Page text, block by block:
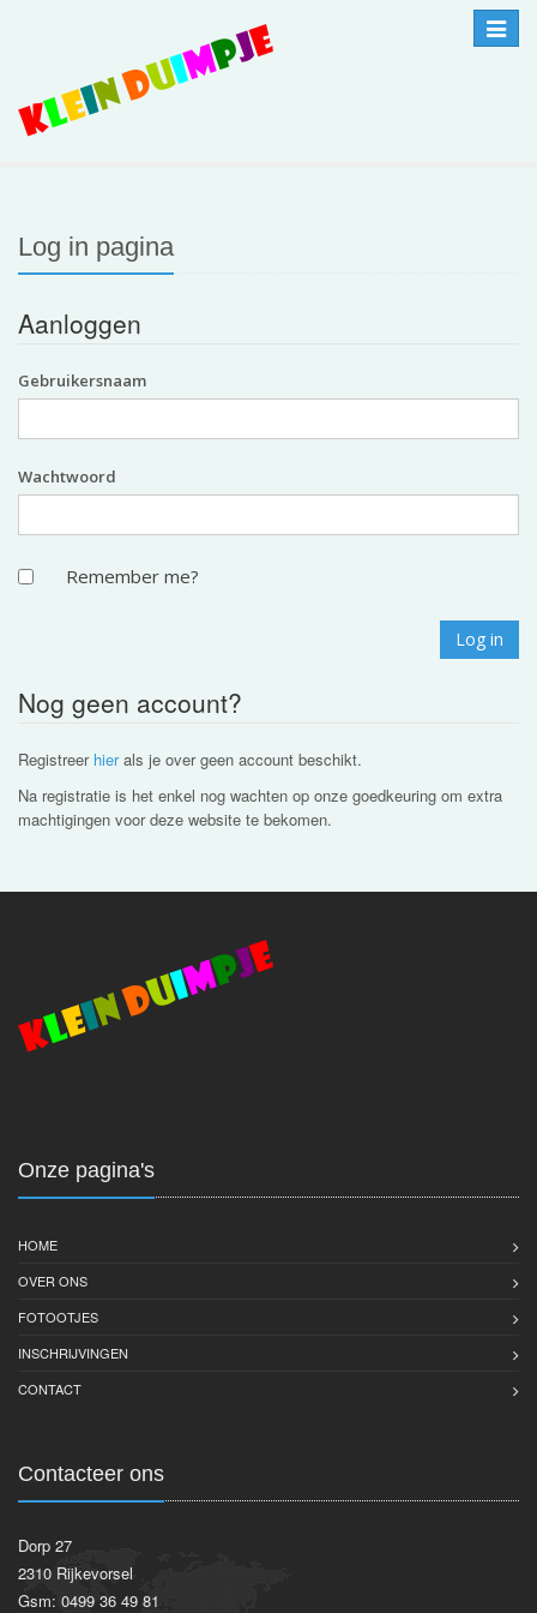
Toggle
Log in pagina
Aanloggen
Gebruikersnaam
Wachtwoord
Remember me?
Nog geen account?
Registreer hierals je over geen account beschikt.
Na registratie is het enkel nog wachten op onze goedkeuring om extra
machtigingen voor deze website te bekomen.
Onze pagina's
HOME
OVER ONS
FOTOOTJES
INSCHRIJVINGEN
CONTACT
Contacteer ons
Dorp 27
2310 Rijkevorsel
Gsm: 0499 36 49 81